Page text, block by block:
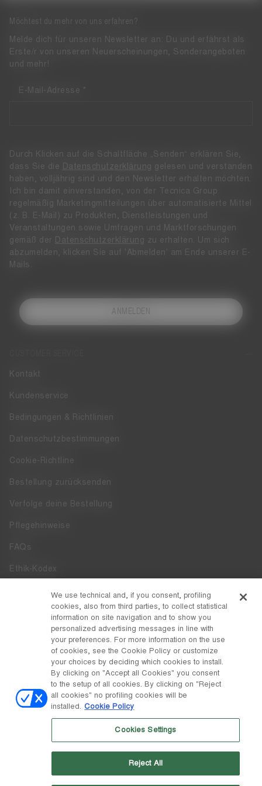
Kontakt
Kundenservice
Bedingungen & Richtlinien
Datenschutzbestimmungen
Cookie-Richtline
Bestellung zurücksenden
Verfolge deine Bestellung
Pflegehinweise
FAQs
Ethik-Kodex
Whistleblowing
Zugänglichkeit
DISCOVER MOON BOOT
Facebook
LAND / WÄHRUNG
Österreich / € ändern
S.p.A. untersteht. Sitz in Giavera del Montello (TV) - Via Fante d'Italia
n. 56 | Grundkapital € 38.533.835,00 voll eingezahlt | Unternehmen
Möchtest du mehr von uns erfahren?
Melde dich für unseren Newsletter an: Du und erfährst als
Erste/r von unseren Neuerscheinungen, Sonderangeboten
und mehr!
E-Mail-Adresse
Durch Klicken auf die Schaltfläche „Senden“ erklären Sie,
dass Sie die Datenschutzerklärung gelesen und verstanden
haben, volljährig sind und den Newsletter erhalten möchten.
Ich bin damit einverstanden, von der Tecnica Group
regelmäßig Marketingmitteilungen über automatisierte Mittel
(z. B. E-Mail) zu Produkten, Dienstleistungen und
Veranstaltungen sowie Umfragen und Marktforschungen
gemäß der Datenschutzerklärung zu erhalten. Um sich
abzumelden, klicken Sie auf 'Abmelden' am Ende unserer E-
Mails.
ANMELDEN
We use technical and, if you consent, profiling
cookies, also from third parties, to collect statistical
information on site navigation and to show you
personalized advertising messages in line with
your preferences. For more information on the use
of cookies, see the Cookie Policy or customize
your choices by deciding which cookies to install.
By clicking on "Accept all Cookies" you consent
to the setup of all cookies. By clicking on "Reject
all cookies" no profiling cookies will be
installed. Cookie Policy
Cookies Settings
Reject All